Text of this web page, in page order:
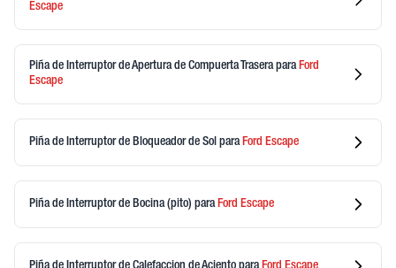
Escape
Piña de Interruptor de Apertura de Compuerta Trasera paraFord
Escape
Piña de Interruptor de Bloqueador de Sol para Ford Escape
Piña de Interruptor de Bocina (pito) para Ford Escape